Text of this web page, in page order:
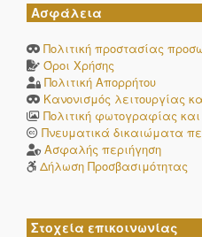
Ασφάλεια
Πολιτική προστασίας
Όροι Χρήσης
Πολιτική Απορρήτου
Κανονισμός λειτουργίας
Πολιτική φωτογραφίας και
Πνευματικά δικαιώματα
Ασφαλής περιήγηση
Δήλωση Προσβασιμότητας
Στοχεία επικοινωνίας